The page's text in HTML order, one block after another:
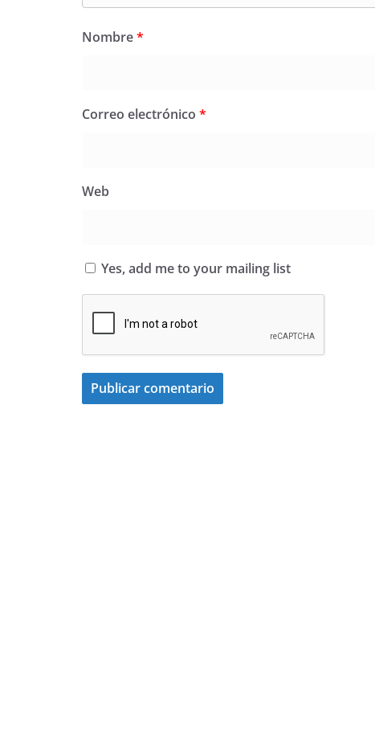
Nombre*
Correo electrónico *
Web
Yes, add me to your mailing list